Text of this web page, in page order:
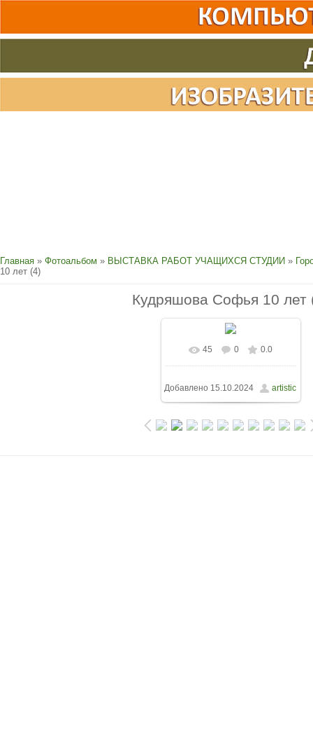
Главная » Фотоальбом » ВЫСТАВКА РАБОТ УЧАЩИХСЯ СТУДИИ »
10 лет (4)
Кудряшова Софья 10 лет
45 0 0.0
Добавлено 15.10.2024 artistic